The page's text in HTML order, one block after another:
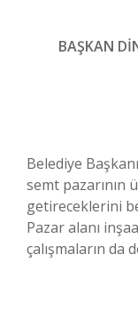
BAŞKAN
Belediye
semt pazarının
getireceklerini
Pazar alanı
çalışmaların da